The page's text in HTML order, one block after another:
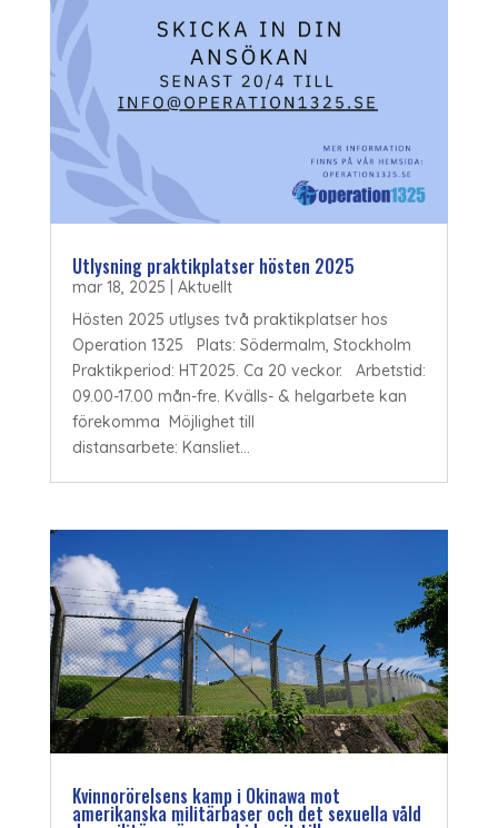
Utlysning praktikplatser hösten 2025
mar 18, 2025
Aktuellt
Hösten 2025 utlyses två praktikplatser hos
Operation 1325 Plats: Södermalm, Stockholm
Praktikperiod: HT2025. Ca 20 veckor. Arbetstid:
09.00-17.00 mån-fre. Kvälls- & helgarbete kan
förekomma Möjlighet till
distansarbete: Kansliet...
Kvinnorörelsens kamp i Okinawa mot
amerikanska militärbaser och det sexuella våld